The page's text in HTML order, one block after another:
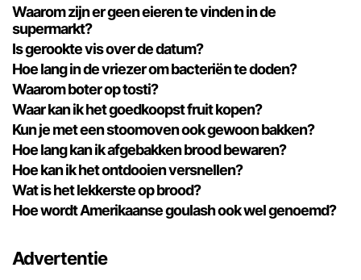
Waarom zijn er geen eieren te vinden in de
supermarkt?
Is gerookte vis over de datum?
Hoe lang in de vriezer om bacteriën te doden?
Waarom boter op tosti?
Waar kan ik het goedkoopst fruit kopen?
Kun je met een stoomoven ook gewoon bakken?
Hoe lang kan ik afgebakken brood bewaren?
Hoe kan ik het ontdooien versnellen?
Wat is het lekkerste op brood?
Hoe wordt Amerikaanse goulash ook wel genoemd?
Advertentie